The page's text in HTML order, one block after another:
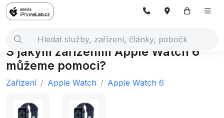
S jakým zařízením Apple Watch 6
můžeme pomoci?
Zařízení Apple Watch Apple Watch 6